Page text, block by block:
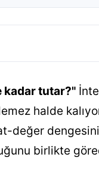
kadar tutar?"
halde
dengesini
birlikte